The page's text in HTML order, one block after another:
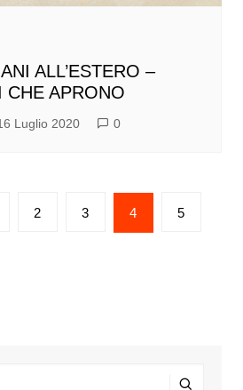
ALL’ESTERO –
CHE APRONO
Luglio 2020 0
2 3 4 5